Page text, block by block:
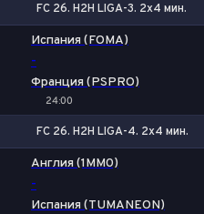
FC 26. H2H LIGA-3. 2x4 мин.
Испания (FOMA)
-
Франция (PSPRO)
24:00
FC 26. H2H LIGA-4. 2x4 мин.
Англия (1MM0)
-
Испания (TUMANEON)